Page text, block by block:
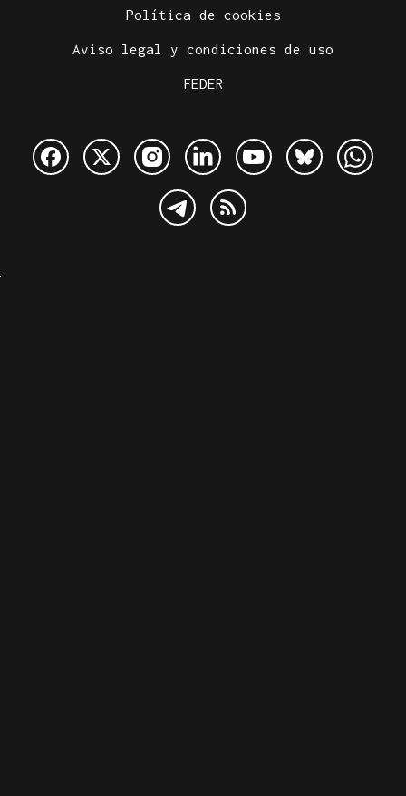
Política de cookies
Aviso legal y condiciones de uso
FEDER